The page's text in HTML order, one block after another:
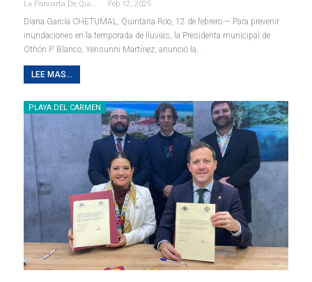
La Pancarta De Quintana Roo Feb 12, 2025
Diana García CHETUMAL, Quintana Roo, 12 de febrero.— Para prevenir
inundaciones en la temporada de lluvias, la Presidenta municipal de
Othón P. Blanco, Yensunni Martínez, anunció la…
LEE MAS...
PLAYA DEL CARMEN